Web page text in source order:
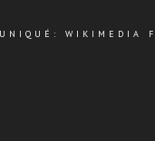
WIKIMEDIA